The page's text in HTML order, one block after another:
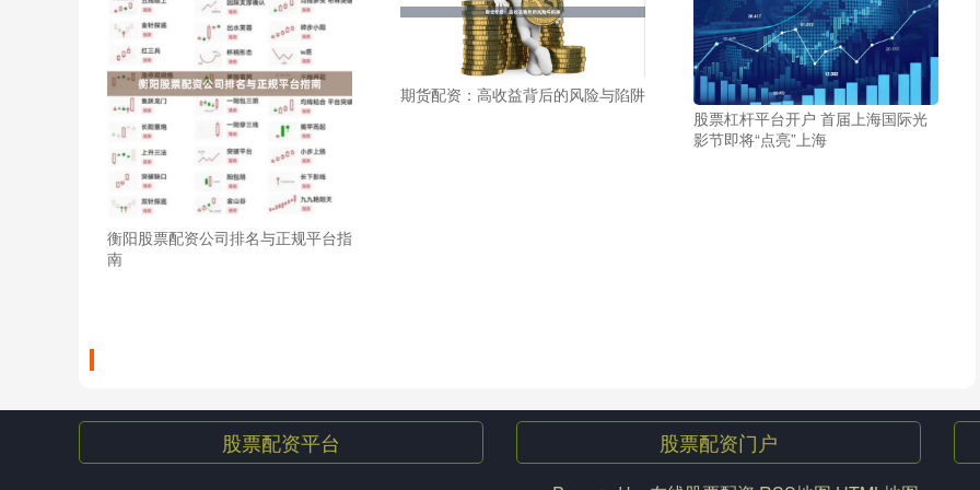
衡阳股票配资公司排名与正规平台指
南
期货配资：高收益背后的风险与陷阱
股票杠杆平台开户 首届上海国际光
影节即将“点亮”上海
股票配资平台 股票配资门户